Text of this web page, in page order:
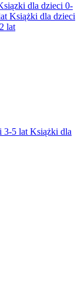
dla dzieci 0-
Książki dla dzieci
lat
3-5 lat Książki dla